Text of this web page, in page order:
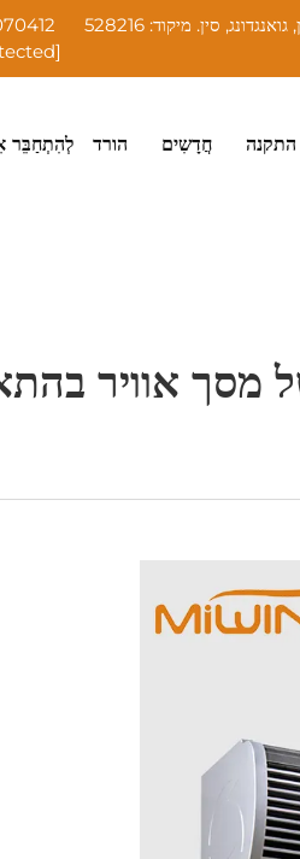
התקנה חֲדָשִים הורד לְהִתְחַבֵּר
מסך אוויר